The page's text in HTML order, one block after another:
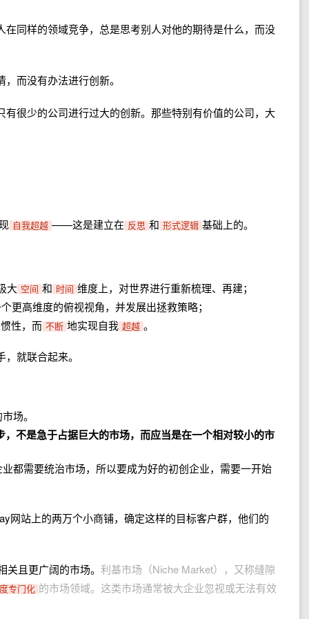
同样的领域竞争，总是思考别人对他的期待是什么，而没
而没有办法进行创新。
很少的公司进行过大的创新。那些特别有价值的公司，大
自我超越 ——这是建立在 反思 和 形式逻辑 基础上的。
大 空间 和 时间 维度上，对世界进行重新梳理、再建；
更高维度的俯视视角，并发展出拯救策略；
性，而 不断 地实现自我 超越 。
就联合起来。
场。
，不是急于占据巨大的市场，而应当是在一个相对较小的市
都需要统治市场，所以要成为好的初创企业，需要一开始
网站上的两万个小商铺，确定这样的目标客户群，他们的
且更广阔的市场。 利基市场（Niche Market），又称缝隙
专门化 的市场领域。这类市场通常被大企业忽视或无法有效